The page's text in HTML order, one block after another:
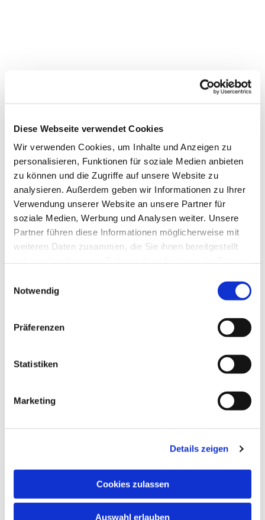
Diese Webseite verwendet Cookies
Wir verwenden Cookies, um Inhalte und Anzeigen zu
personalisieren, Funktionen für soziale Medien anbieten
zu können und die Zugriffe auf unsere Website zu
analysieren. Außerdem geben wir Informationen zu Ihrer
Verwendung unserer Website an unsere Partner für
soziale Medien, Werbung und Analysen weiter. Unsere
Partner führen diese Informationen möglicherweise mit
weiteren Daten zusammen, die Sie ihnen bereitgestellt
Notwendig
Präferenzen
Statistiken
Marketing
Details zeigen
Cookies zulassen
Auswahl erlauben
Dies könnte Sie auch
interessieren
NAVIGATION